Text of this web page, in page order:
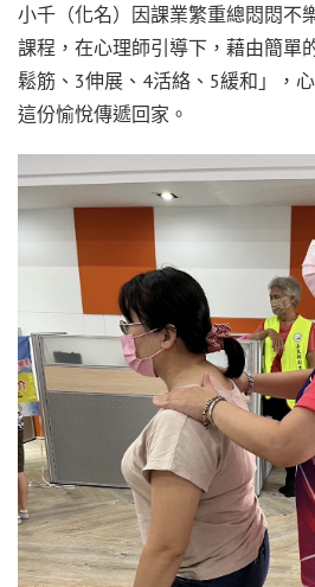
小千（化名）因課業繁重總悶悶不
課程，在心理師引導下，藉由簡單
鬆筋、3伸展、4活絡、5緩和」，
這份愉悅傳遞回家。